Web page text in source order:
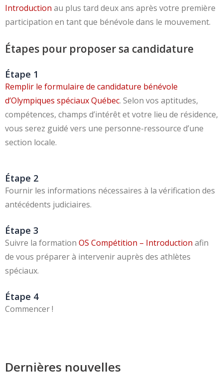
Introduction au plus tard deux ans après votre première
participation en tant que bénévole dans le mouvement.
Étapes pour proposer sa candidature
Étape 1
Remplir le formulaire de candidature bénévole
d’Olympiques spéciaux Québec. Selon vos aptitudes,
compétences, champs d’intérêt et votre lieu de résidence,
vous serez guidé vers une personne-ressource d’une
section locale.
Étape 2
Fournir les informations nécessaires à la vérification des
antécédents judiciaires.
Étape 3
Suivre la formation OS Compétition – Introduction afin
de vous préparer à intervenir auprès des athlètes
spéciaux.
Étape 4
Commencer !
Dernières nouvelles